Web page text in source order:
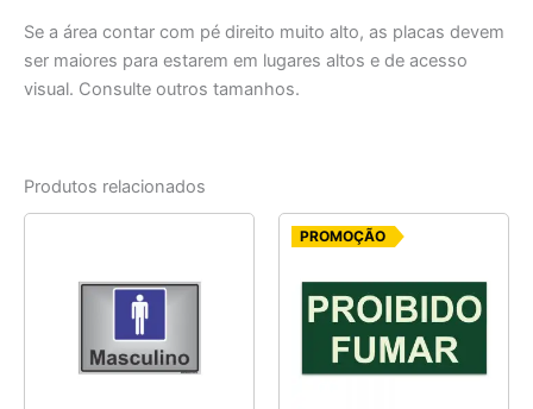
Se a área contar com pé direito muito alto, as placas devem
ser maiores para estarem em lugares altos e de acesso
visual. Consulte outros tamanhos.
Produtos relacionados
PROMOÇÃO
O
preço
era:
R$ 7,75.
é:
R$ 5,00.